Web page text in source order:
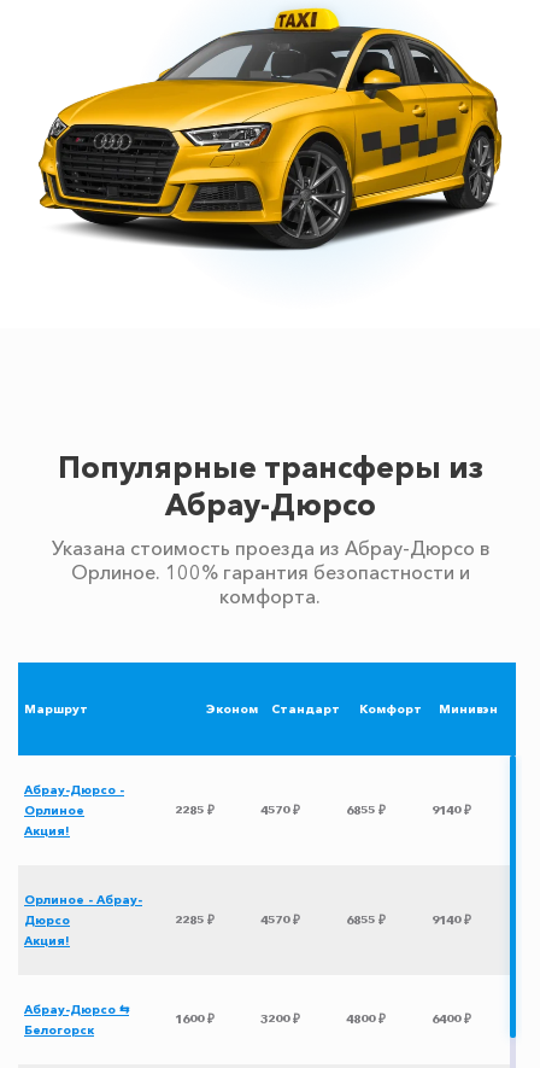
Популярные трансферы из
Абрау-Дюрсо
Указана стоимость проезда из Абрау-Дюрсо в
Орлиное. 100% гарантия безопастности и
комфорта.
Маршрут Эконом Стандарт Комфорт Минивэн
Абрау-Дюрсо -
Орлиное
Акция!
2285 ₽ 4570 ₽ 6855 ₽ 9140 ₽
Орлиное - Абрау-
Дюрсо
Акция!
2285 ₽ 4570 ₽ 6855 ₽ 9140 ₽
Абрау-Дюрсо ⇆
Белогорск
1600 ₽ 3200 ₽ 4800 ₽ 6400 ₽